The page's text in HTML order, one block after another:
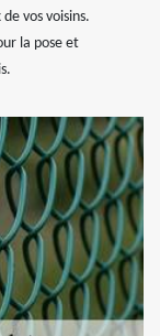
vos voisins.
la pose et